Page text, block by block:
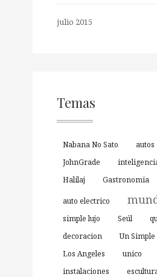
julio 2015
Temas
Nabana No Sato
autos
JohnGrade
Halilaj
Gastronomia
auto electrico
simple lujo
Seúl
decoracion
Un Simple
Los Angeles
unico
instalaciones